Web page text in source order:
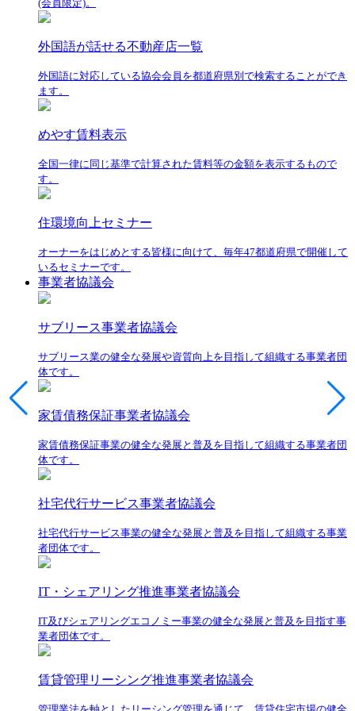
(会員限定)。
外国語が話せる不動産店一覧
外国語に対応している協会会員を都道府県別で検索することができ
ます。
めやす賃料表示
全国一律に同じ基準で計算された賃料等の金額を表示するもので
す。
住環境向上セミナー
オーナーをはじめとする皆様に向けて、毎年47都道府県で開催して
いるセミナーです。
事業者協議会
サブリース事業者協議会
サブリース業の健全な発展や資質向上を目指して組織する事業者団
体です。
家賃債務保証事業者協議会
家賃債務保証事業の健全な発展と普及を目指して組織する事業者団
体です。
社宅代行サービス事業者協議会
社宅代行サービス事業の健全な発展と普及を目指して組織する事業
者団体です。
IT・シェアリング推進事業者協議会
IT及びシェアリングエコノミー事業の健全な発展と普及を目指す事
業者団体です。
賃貸管理リーシング推進事業者協議会